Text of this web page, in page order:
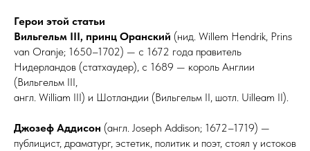
Герои этой статьи
Вильгельм III, принц Оранский (нид. Willem Hend­rik, Prins
van Oranje; 1650–1702) — с 1672 года правитель
Нидерландов (стат­хау­дер), с 1689 — король Англии
(Вильгельм III,
англ. William III) и Шотлан­дии (Вильгельм II, шотл. ­Uilleam II).
Джозеф Аддисон (англ. Joseph Addison; 1672–1719) —
публицист, драматург, эстетик, политик и поэт, стоял у истоков